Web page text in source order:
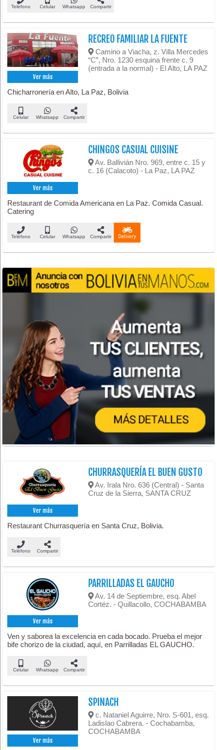
Teléfono Celular Whatsapp Compartir
Ver más
RECREO FAMILIAR LA FUENTE
Camino a Viacha, z. Villa Mercedes
“C”, Nro. 1230 esquina frente c. 9
(entrada a la normal) - El Alto, LA PAZ
Chicharronería en Alto, La Paz, Bolivia
Celular Whatsapp Compartir
Ver más
CHINGOS CASUAL CUISINE
Av. Ballivián Nro. 969, entre c. 15 y
c. 16 (Calacoto) - La Paz, LA PAZ
Restaurant de Comida Americana en La Paz. Comida Casual.
Catering
Teléfono Celular Whatsapp Compartir Delivery
Ver más
CHURRASQUERÍA EL BUEN GUSTO
Av. Irala Nro. 636 (Central) - Santa
Cruz de la Sierra, SANTA CRUZ
Restaurant Churrasquería en Santa Cruz, Bolivia.
Teléfono Compartir
Ver más
PARRILLADAS EL GAUCHO
Av. 14 de Septiembre, esq. Abel
Cortéz. - Quillacollo, COCHABAMBA
Ven y saborea la excelencia en cada bocado. Prueba el mejor
bife chorizo de la ciudad, aquí, en Parrilladas EL GAUCHO.
Celular Whatsapp Compartir
Ver más
SPINACH
c. Nataniel Aguirre, Nro. S-601, esq.
Ladislao Cabrera. - Cochabamba,
COCHABAMBA